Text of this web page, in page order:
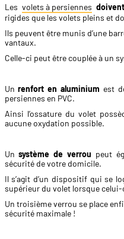
Les volets à persiennes
rigides que les volets pleins et
Ils peuvent être munis d’une
vantaux.
Celle-ci peut être couplée à un
Unrenfort en aluminium est
persiennes en PVC.
Ainsi l’ossature du volet
aucune oxydation possible.
Unsystème de verrou peut
sécurité de votre domicile.
Il s’agit d’un dispositif qui se
supérieur du volet lorsque
Un troisième verrou se place
sécurité maximale !